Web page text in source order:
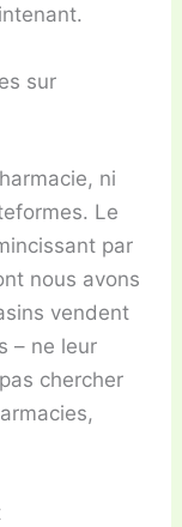
sur
ni
Le
par
nous avons
vendent
– ne leur
chercher